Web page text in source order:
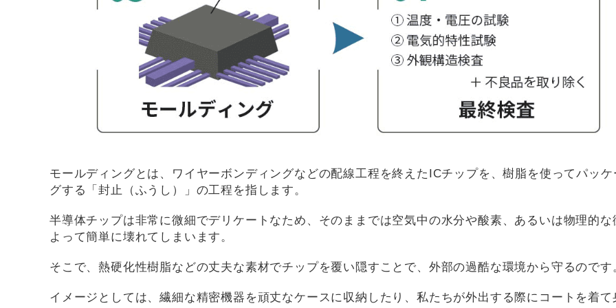
モールディングとは、ワイヤーボンディングなどの配線工程を終えたICチップを、樹脂を使ってパッケ
グする「封止（ふうし）」の工程を指します。
半導体チップは非常に微細でデリケートなため、そのままでは空気中の水分や酸素、あるいは物理的な
よって簡単に壊れてしまいます。
そこで、熱硬化性樹脂などの丈夫な素材でチップを覆い隠すことで、外部の過酷な環境から守るのです
イメージとしては、繊細な精密機器を頑丈なケースに収納したり、私たちが外出する際にコートを着て